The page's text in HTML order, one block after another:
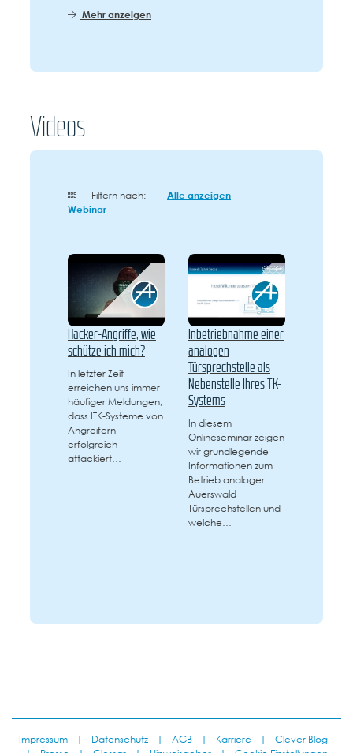
Mehr anzeigen
Videos
Filtern nach:
Alle anzeigen
Webinar
Hacker-Angriffe, wie
schütze ich mich?
In letzter Zeit
erreichen uns immer
häufiger Meldungen,
dass ITK-Systeme von
Angreifern
erfolgreich
attackiert…
Inbetriebnahme einer
analogen
Türsprechstelle als
Nebenstelle Ihres TK-
Systems
In diesem
Onlineseminar zeigen
wir grundlegende
Informationen zum
Betrieb analoger
Auerswald
Türsprechstellen und
welche…
Impressum | Datenschutz | AGB | Karriere |
Clever Blog